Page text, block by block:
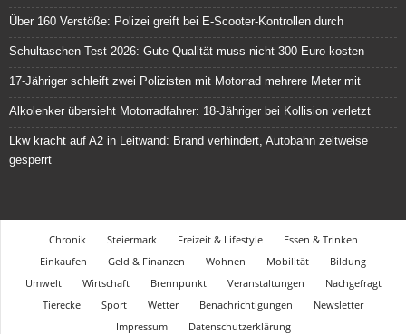
Über 160 Verstöße: Polizei greift bei E-Scooter-Kontrollen durch
Schultaschen-Test 2026: Gute Qualität muss nicht 300 Euro kosten
17-Jähriger schleift zwei Polizisten mit Motorrad mehrere Meter mit
Alkolenker übersieht Motorradfahrer: 18-Jähriger bei Kollision verletzt
Lkw kracht auf A2 in Leitwand: Brand verhindert, Autobahn zeitweise
gesperrt
Chronik Steiermark Freizeit & Lifestyle
Essen & Trinken
Einkaufen
Geld & Finanzen Wohnen Mobilität
Bildung
Umwelt
Wirtschaft Brennpunkt Veranstaltungen
Nachgefragt
Tierecke
Sport Wetter Benachrichtigungen
Newsletter
Impressum
Datenschutzerklärung